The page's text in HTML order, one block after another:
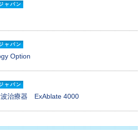
ャパン
ャパン
Option
ャパン
波治療器 ExAblate 4000